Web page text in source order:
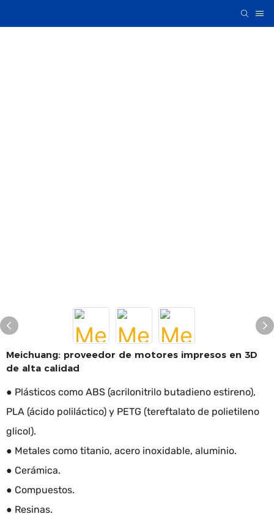
Meichuang: proveedor de motores impresos en 3D
de alta calidad
● Plásticos como ABS (acrilonitrilo butadieno estireno),
PLA (ácido poliláctico) y PETG (tereftalato de polietileno
glicol).
● Metales como titanio, acero inoxidable, aluminio.
● Cerámica.
● Compuestos.
● Resinas.